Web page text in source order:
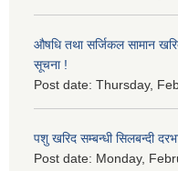
औषधि तथा सर्जिकल सामान
सूचना !
Post date: Thursday,
पशु खरिद सम्बन्धी सिलबन्दी
Post date: Monday,